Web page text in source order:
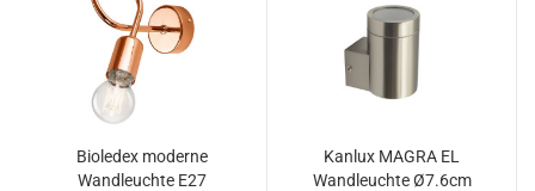
Bioledex moderne
Wandleuchte E27
Kanlux MAGRA EL
Wandleuchte Ø7.6cm